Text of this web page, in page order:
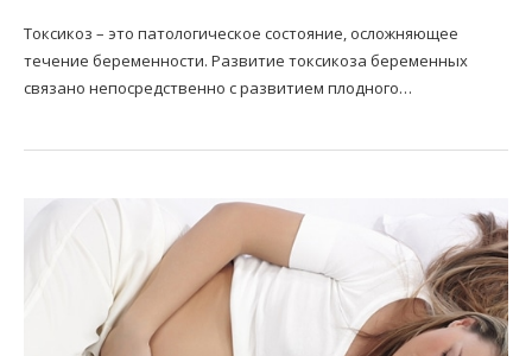
Токсикоз – это патологическое состояние, осложняющее
течение беременности. Развитие токсикоза беременных
связано непосредственно с развитием плодного…